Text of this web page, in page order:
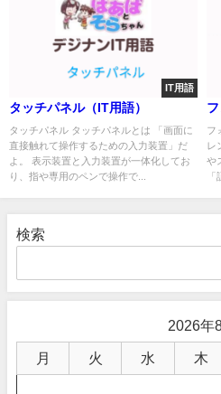
IT用語
タッチパネル（IT用語）
タッチパネル タッチパネルとは 「画面に
直接触れて操作するための入力装置」だ
よ。 表示装置と入力装置が一体化してお
り、指や専用のペンで操作で...
フ
レ
や
検索
2026年
月 火 水 木